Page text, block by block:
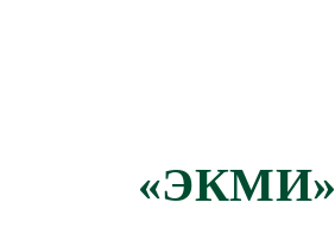
«ЭКМИ»